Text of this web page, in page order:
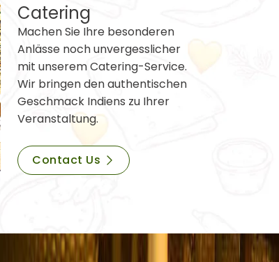
Catering
Machen Sie Ihre besonderen
Anlässe noch unvergesslicher
mit unserem Catering-Service.
Wir bringen den authentischen
Geschmack Indiens zu Ihrer
Veranstaltung.
Contact Us